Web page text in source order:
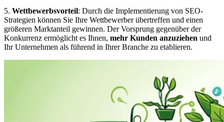
5. Wettbewerbsvorteil: Durch die Implementierung von SEO-
Strategien können Sie Ihre Wettbewerber übertreffen und einen
größeren Marktanteil gewinnen. Der Vorsprung gegenüber der
Konkurrenz ermöglicht es Ihnen, mehr Kunden anzuziehen und
Ihr Unternehmen als führend in Ihrer Branche zu etablieren.